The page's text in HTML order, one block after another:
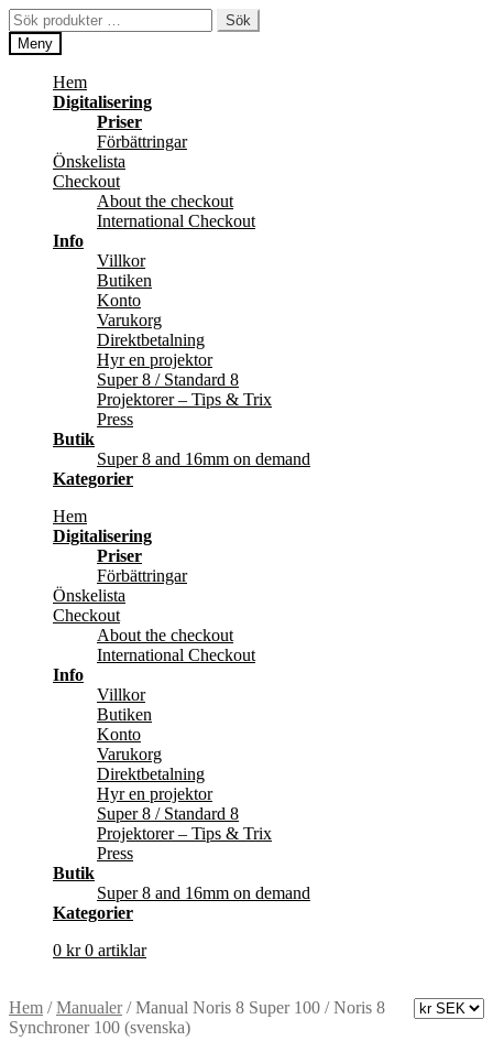
Hoppa
till
navigering
Hoppa
till
innehåll
Sök
efter:
Sök
Meny
Hem
Digitalisering
Priser
Förbättringar
Önskelista
Checkout
About the checkout
International Checkout
Info
Villkor
Butiken
Konto
Varukorg
Direktbetalning
Hyr en projektor
Super 8 / Standard 8
Projektorer – Tips & Trix
Press
Butik
Super 8 and 16mm on demand
Kategorier
Hem
Digitalisering
Priser
Förbättringar
Önskelista
Checkout
About the checkout
International Checkout
Info
Villkor
Butiken
Konto
Varukorg
Direktbetalning
Hyr en projektor
Super 8 / Standard 8
Projektorer – Tips & Trix
Press
Butik
Super 8 and 16mm on demand
Kategorier
0 kr 0 artiklar
Hem /Manualer/Manual Noris 8 Super 100 / Noris 8
Synchroner 100 (svenska)